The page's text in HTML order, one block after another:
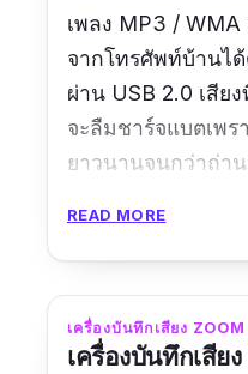
เพลง MP3 / WMA
จากโทรศัพท์บ้านไ
ผ่าน USB 2.0 เสี
จะลืมชาร์จแบตเพร
ยาวนานจนกว่าถ่า
รีวิวจากผู้ซื้อ :
READ MORE
เครื่องบันทึกเสียง
เครื่องบันทึกเสีย